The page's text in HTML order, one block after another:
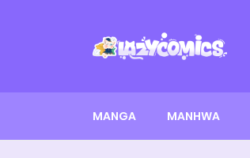
MANGA MANHWA